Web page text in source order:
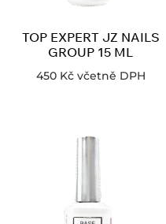
TOP EXPERT JZ NAILS
GROUP 15 ML
450 Kč včetně DPH